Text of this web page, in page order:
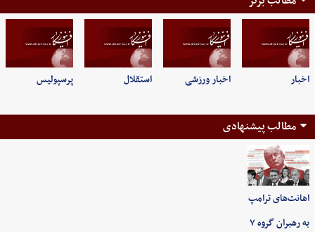
اخبار اخبار ورزشی استقلال پرسپولیس
مطالب پیشنهادی
اهانت‌های ترامپ
به رهبران گروه ۷